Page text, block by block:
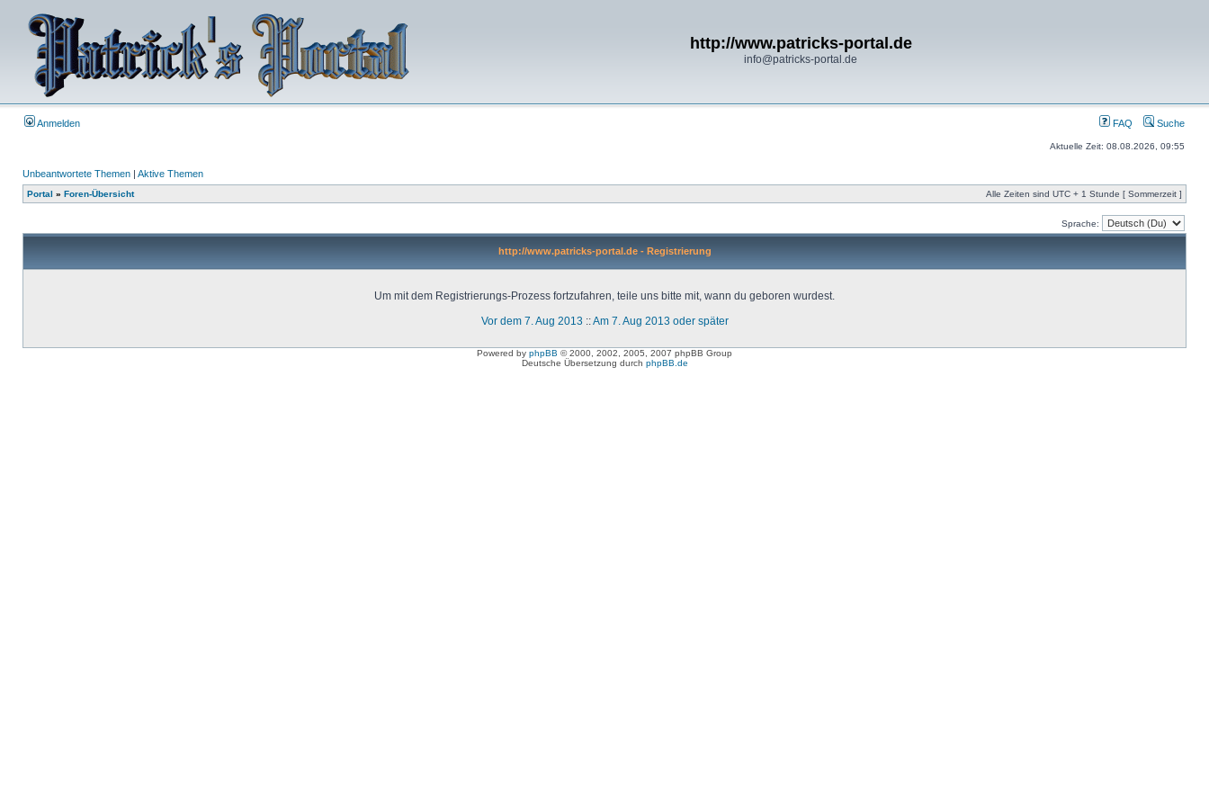
http://www.patricks-portal.de
info@patricks-portal.de
Anmelden FAQ Suche
Aktuelle Zeit: 08.08.2026, 09:55
Unbeantwortete Themen | Aktive Themen
Portal » Foren-Übersicht Alle Zeiten sind UTC + 1 Stunde [ Sommerzeit ]
Sprache:
http://www.patricks-portal.de - Registrierung
Um mit dem Registrierungs-Prozess fortzufahren, teile uns bitte mit, wann du geboren wurdest.
Vor dem 7. Aug 2013 ::Am 7. Aug 2013 oder später
Powered by phpBB © 2000, 2002, 2005, 2007 phpBB Group
Deutsche Übersetzung durch phpBB.de